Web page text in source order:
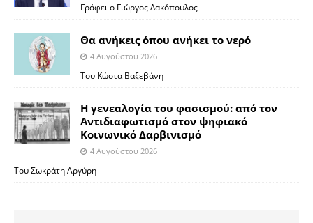
Γράφει ο Γιώργος Λακόπουλος
Θα ανήκεις όπου ανήκει το νερό
4 Αυγούστου 2026
Του Κώστα Βαξεβάνη
Η γενεαλογία του φασισμού: από τον
Αντιδιαφωτισμό στον ψηφιακό
Κοινωνικό Δαρβινισμό
4 Αυγούστου 2026
Του Σωκράτη Αργύρη